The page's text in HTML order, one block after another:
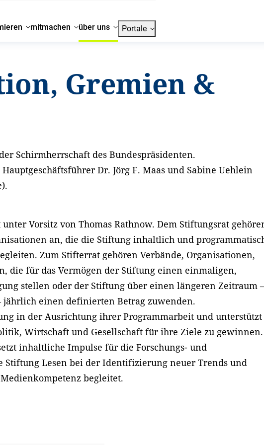
mitmachen über uns Portale
Gremien &
Schirmherrschaft des Bundespräsidenten.
Dr. Jörg F. Maas und Sabine Uehlein
Vorsitz von Thomas Rathnow. Dem Stiftungsrat
an, die die Stiftung inhaltlich und
Zum Stifterrat gehören Verbände, Organisationen,
die für das Vermögen der Stiftung einen einmaligen,
stellen oder der Stiftung über einen längeren Zeitraum
jährlich einen definierten Betrag zuwenden.
in der Ausrichtung ihrer Programmarbeit und unterstützt
Wirtschaft und Gesellschaft für ihre Ziele zu gewinnen.
inhaltliche Impulse für die Forschungs- und
Stiftung Lesen bei der Identifizierung neuer Trends und
begleitet.